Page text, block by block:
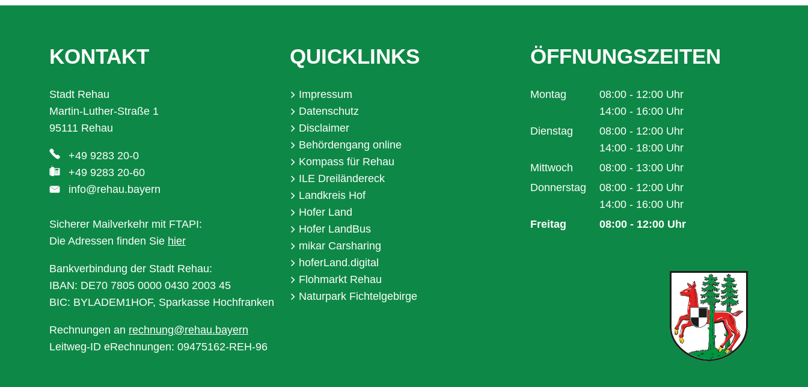
KONTAKT
Stadt Rehau
Martin-Luther-Straße 1
95111 Rehau
+49 9283 20-0
+49 9283 20-60
info@rehau.bayern
Sicherer Mailverkehr mit FTAPI:
Die Adressen finden Sie hier
Bankverbindung der Stadt Rehau:
IBAN: DE70 7805 0000 0430 2003 45
BIC: BYLADEM1HOF, Sparkasse Hochfranken
Rechnungen an rechnung@rehau.bayern
Leitweg-ID eRechnungen: 09475162-REH-96
QUICKLINKS
Impressum
Datenschutz
Disclaimer
Behördengang online
Kompass für Rehau
ILE Dreiländereck
Landkreis Hof
Hofer Land
Hofer LandBus
mikar Carsharing
hoferLand.digital
Flohmarkt Rehau
Naturpark Fichtelgebirge
ÖFFNUNGSZEITEN
Montag 08:00 - 12:00 Uhr
Von 08:00 bis 12:00 Uhr
14:00 - 16:00 Uhr
Von 14:00 bis 16:00 Uhr
Dienstag 08:00 - 12:00 Uhr
Von 08:00 bis 12:00 Uhr
14:00 - 18:00 Uhr
Von 14:00 bis 18:00 Uhr
Mittwoch 08:00 - 13:00 Uhr
Von 08:00 bis 13:00 Uhr
Donnerstag 08:00 - 12:00 Uhr
Von 08:00 bis 12:00 Uhr
14:00 - 16:00 Uhr
Von 14:00 bis 16:00 Uhr
Freitag 08:00 - 12:00 Uhr